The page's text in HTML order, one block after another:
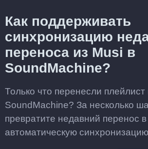
Как поддерживать
синхронизацию
переноса из Musi в
SoundMachine?
Только что перенесли плейлист
SoundMachine? За несколько
превратите недавний перенос в
автоматическую